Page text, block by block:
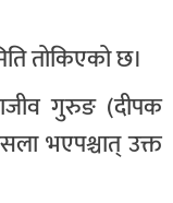
तोकिएको छ।
गुरुङ (दीपक
भएपश्चात् उक्त